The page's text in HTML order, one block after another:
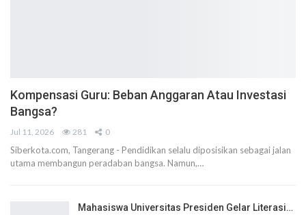
Kompensasi Guru: Beban Anggaran Atau Investasi
Bangsa?
Jul 11, 2026 281 0
Siberkota.com, Tangerang - Pendidikan selalu diposisikan sebagai jalan
utama membangun peradaban bangsa. Namun,…
Mahasiswa Universitas Presiden Gelar Literasi…